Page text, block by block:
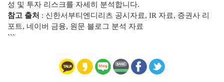
성 및 투자 리스크를 자세히 분석합니다.
참고 출처 : 신한서부티엔디리츠 공시자료, IR 자료, 증권사 리
포트, 네이버 금융, 원문 블로그 분석 자료
```